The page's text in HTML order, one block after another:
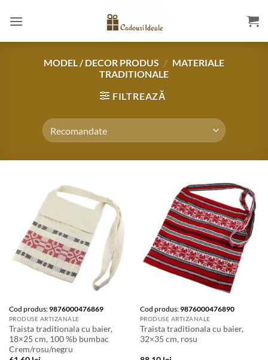
MODEL / DECOR PRODUS / MATERIALE
TRADITIONALE
FILTREAZĂ
Cod produs:9876000476869
PRODUSE ARTIZANALE
Traista traditionala cu baier,
18×25 cm, 100 %b bumbac
Crem/rosu/negru
Cod produs:9876000476890
PRODUSE ARTIZANALE
Traista traditionala cu baier,
32×35 cm, rosu